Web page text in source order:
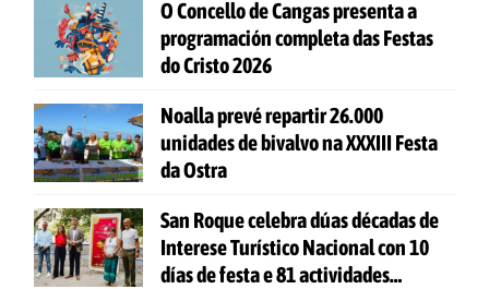
O Concello de Cangas presenta a
programación completa das Festas
do Cristo 2026
Noalla prevé repartir 26.000
unidades de bivalvo na XXXIII Festa
da Ostra
San Roque celebra dúas décadas de
Interese Turístico Nacional con 10
días de festa e 81 actividades